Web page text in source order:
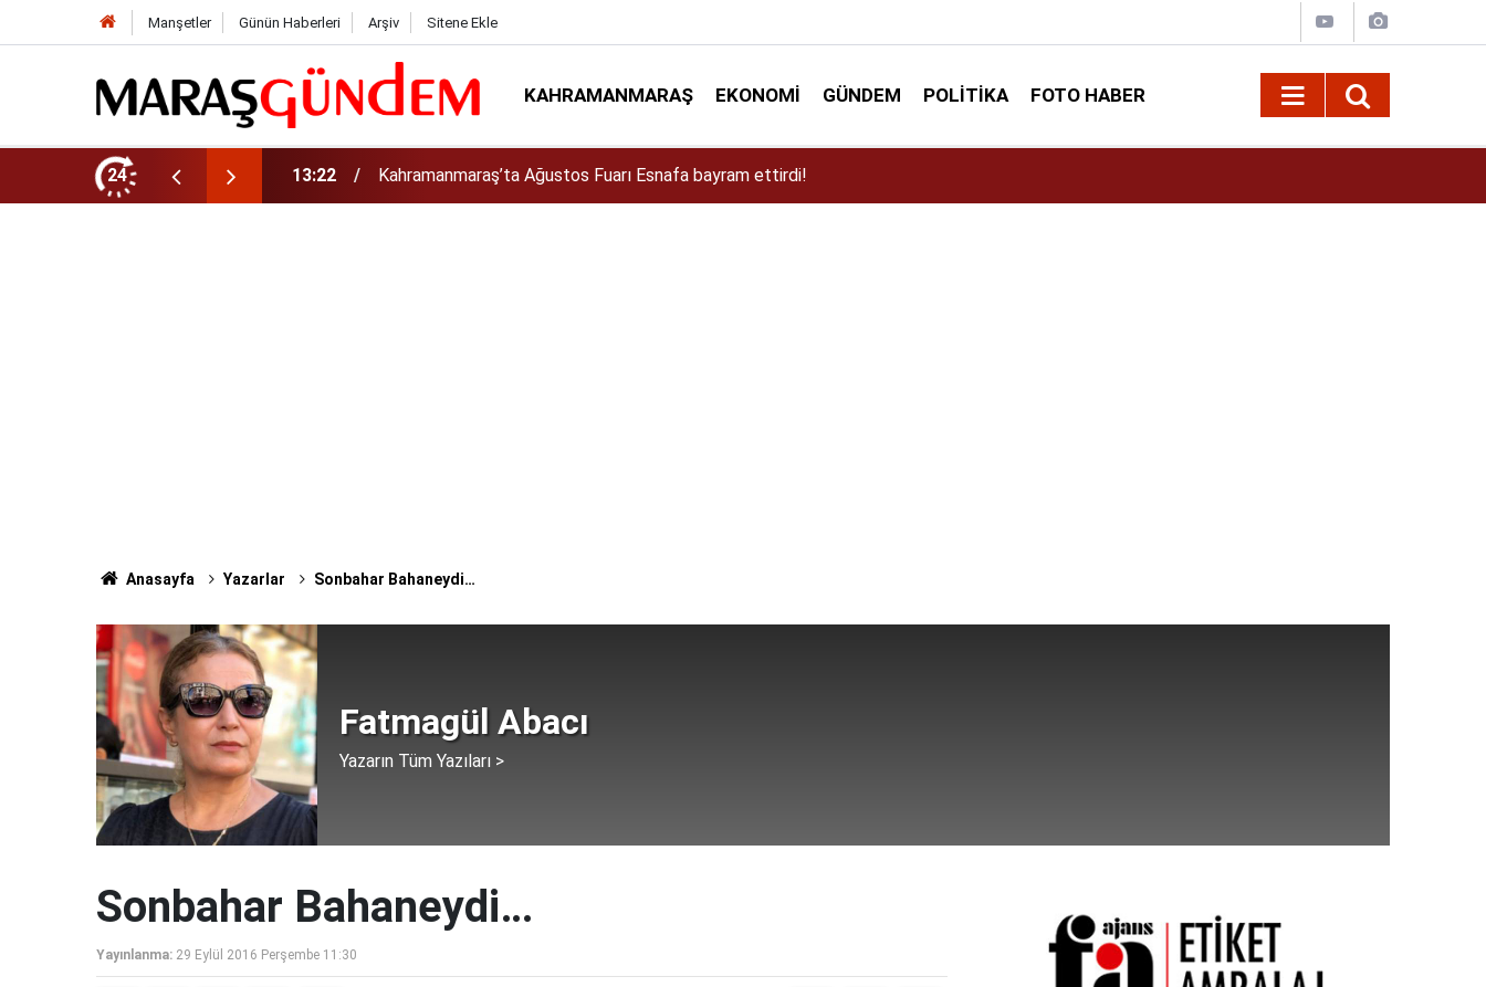
Manşetler Günün Haberleri Arşiv Sitene Ekle
KAHRAMANMARAŞ EKONOMI GÜNDEM POLITIKA FOTO HABER
24 13:17 Kahramanmaraş’ta Dulkadiroğlu Kırsalına 45 Milyonluk Yol Yatırımı!
Anasayfa Yazarlar Sonbahar Bahaneydi…
Fatmagül Abacı
Yazarın Tüm Yazıları >
Sonbahar Bahaneydi…
Yayınlanma: 29 Eylül 2016 Perşembe 11:30